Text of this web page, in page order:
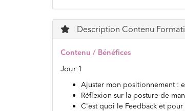
Description Contenu
Contenu / Bénéfices
Jour 1
Ajuster mon positionnement :
Réflexion sur la posture de
C'est quoi le Feedback et